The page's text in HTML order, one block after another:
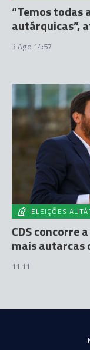
“Temos todas
autárquicas”,
3 Ago 14:57
ELEIÇÕES
CDS concorre
mais autarcas
11:11